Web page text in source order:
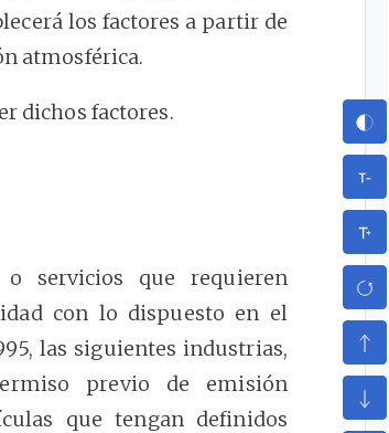
los factores a partir de
atmosférica.
dichos factores.
o servicios que requieren
con lo dispuesto en el
las siguientes industrias,
previo de emisión
que tengan definidos